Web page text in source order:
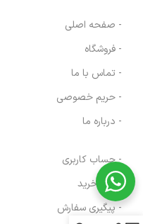
- صفحه اصلی
- فروشگاه
- تماس با ما
- حریم خصوصی
- درباره ما
- حساب کاربری
- سبد خرید
- پیگیری سفارش